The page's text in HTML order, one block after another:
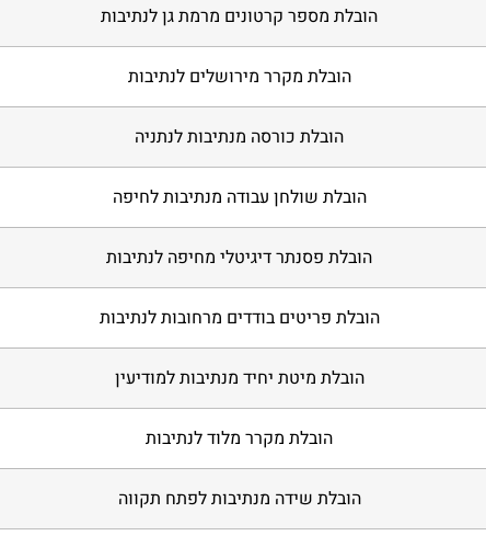
הובלת מספר קרטונים מרמת גן לנתיבות
הובלת מקרר מירושלים לנתיבות
הובלת כורסה מנתיבות לנתניה
הובלת שולחן עבודה מנתיבות לחיפה
הובלת פסנתר דיגיטלי מחיפה לנתיבות
הובלת פריטים בודדים מרחובות לנתיבות
הובלת מיטת יחיד מנתיבות למודיעין
הובלת מקרר מלוד לנתיבות
הובלת שידה מנתיבות לפתח תקווה